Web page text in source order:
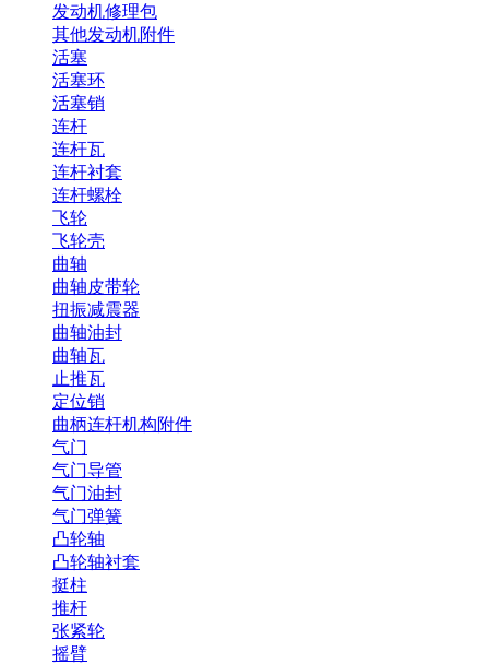
发动机修理包
其他发动机附件
活塞
活塞环
活塞销
连杆
连杆瓦
连杆衬套
连杆螺栓
飞轮
飞轮壳
曲轴
曲轴皮带轮
扭振减震器
曲轴油封
曲轴瓦
止推瓦
定位销
曲柄连杆机构附件
气门
气门导管
气门油封
气门弹簧
凸轮轴
凸轮轴衬套
挺柱
推杆
张紧轮
摇臂